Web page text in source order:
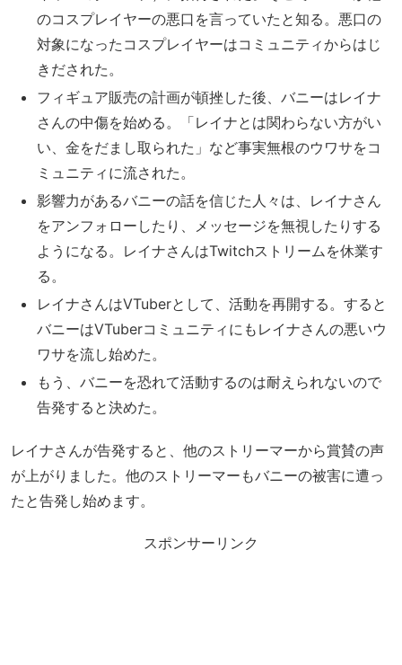
のコスプレイヤーの悪口を言っていたと知る。悪口の
対象になったコスプレイヤーはコミュニティからはじ
きだされた。
フィギュア販売の計画が頓挫した後、バニーはレイナ
さんの中傷を始める。「レイナとは関わらない方がい
い、金をだまし取られた」など事実無根のウワサをコ
ミュニティに流された。
影響力があるバニーの話を信じた人々は、レイナさん
をアンフォローしたり、メッセージを無視したりする
ようになる。レイナさんはTwitchストリームを休業す
る。
レイナさんはVTuberとして、活動を再開する。すると
バニーはVTuberコミュニティにもレイナさんの悪いウ
ワサを流し始めた。
もう、バニーを恐れて活動するのは耐えられないので
告発すると決めた。
レイナさんが告発すると、他のストリーマーから賞賛の声
が上がりました。他のストリーマーもバニーの被害に遭っ
たと告発し始めます。
スポンサーリンク